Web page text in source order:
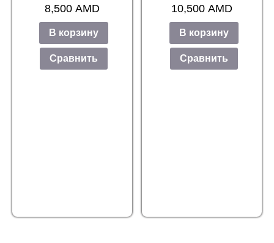
8,500 AMD
В корзину
Сравнить
10,500AMD
В корзину
Сравнить